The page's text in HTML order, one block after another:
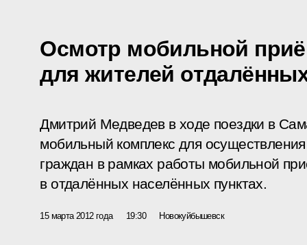
Осмотр мобильной
для жителей
Дмитрий Медведев в ходе поездки в
мобильный комплекс для
граждан в рамках работы мобильной
в отдалённых населённых пунктах.
15 марта 2012 года 19:30 Новокуйбышевск